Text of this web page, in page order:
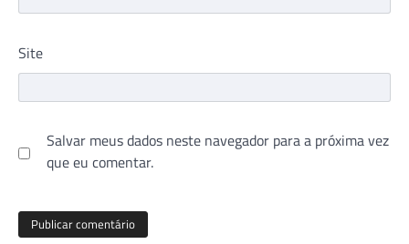
Site
Salvar meus dados neste navegador para a próxima vez
que eu comentar.